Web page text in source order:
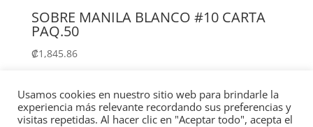
SOBRE MANILA BLANCO #10 CARTA
PAQ.50
₡1,845.86
Añadir al carrito
Usamos cookies en nuestro sitio web para brindarle la
experiencia más relevante recordando sus preferencias y
visitas repetidas. Al hacer clic en "Aceptar todo", acepta el